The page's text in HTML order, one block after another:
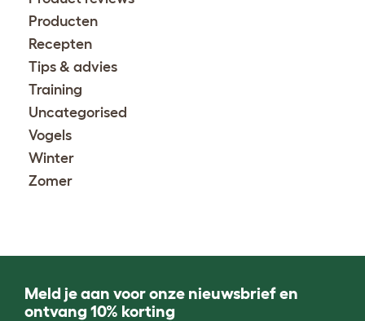
Producten
Recepten
Tips & advies
Training
Uncategorised
Vogels
Winter
Zomer
Meld je aan voor onze nieuwsbrief en
ontvang 10% korting